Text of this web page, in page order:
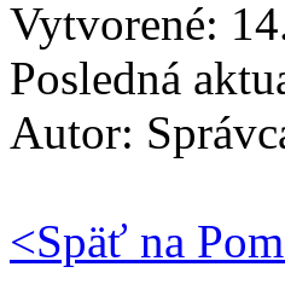
Vytvorené:
Posledná
Autor:
<Späť na